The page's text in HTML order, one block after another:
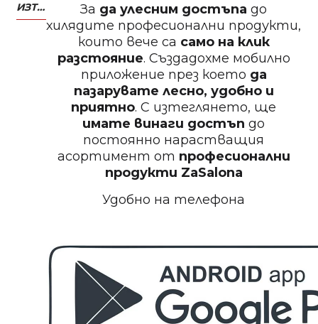
БЕЗПЛАТНО
Пила за нокти
БЕЗПЛАТНО
Пила за полиране на нокти
БЕЗПЛАТНО
ИЗТЕГЛЕТЕ МОБИЛНО ПРИЛОЖЕНИЕ ZASALONA За да улесним достъпадо
хилядите професионални продукти,
които вече са само на клик
разстояние. Създадохме мобилно
приложение през което да
пазарувате лесно, удобно и
приятно. С изтеглянето, ще
имате винаги достъп до
постоянно нарастващия
асортимент от професионални
продукти ZaSalona
Удобно на телефона